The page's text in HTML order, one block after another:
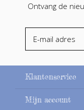
Ontvang de
Klantenservice
Mijn account